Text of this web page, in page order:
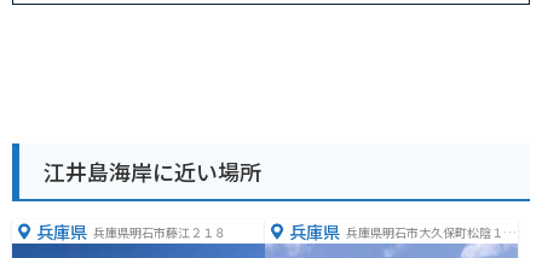
江井島海岸に近い場所
兵庫県 兵庫県明石市藤江２１８ 兵庫県 兵庫県明石市大久保町松陰１１
２６−４７